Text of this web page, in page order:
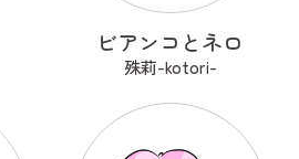
ビアンコとネロ
殊莉-kotori-